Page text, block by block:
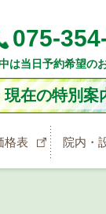
075-
は当日予約希望の
現在の特別案
格表 院内・